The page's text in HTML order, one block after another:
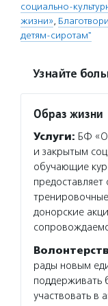
социально-
жизни»,
детям-сиротам"
Узнайте
Образ жизни
Услуги: БФ
и закрытым
обучающие
донорские
рады новым
поддерживать
участвовать в